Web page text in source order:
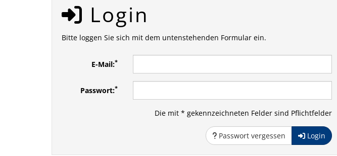
Login
Bitte loggen Sie sich mit dem untenstehenden Formular ein.
E-Mail:*
Passwort:*
Die mit * gekennzeichneten Felder sind Pflichtfelder
Passwort vergessen Login